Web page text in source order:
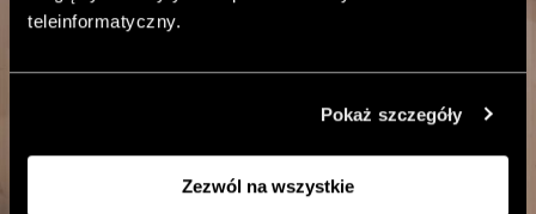
teleinformatyczny.
Pokaż szczegóły
Zezwól na wszystkie